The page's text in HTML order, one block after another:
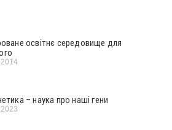
освітнє середовище для
– наука про наші гени